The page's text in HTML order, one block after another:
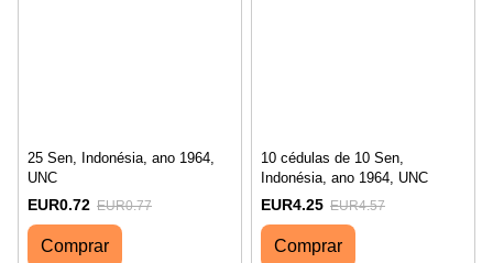
25 Sen, Indonésia, ano 1964,
UNC
EUR0.72 EUR0.77
Comprar
10 cédulas de 10 Sen,
Indonésia, ano 1964, UNC
EUR4.25 EUR4.57
Comprar